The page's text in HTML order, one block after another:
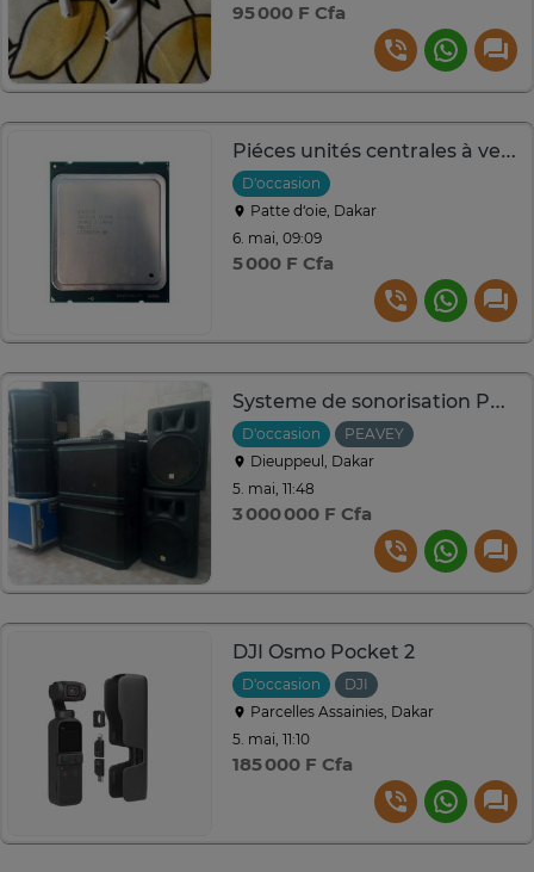
95 000 F Cfa
Piéces unités centrales à vendre
D'occasion
Patte d‘oie, Dakar
6. mai, 09:09
5 000 F Cfa
Systeme de sonorisation PEAVEY et jeux de lumières
D'occasion
PEAVEY
Dieuppeul, Dakar
5. mai, 11:48
3 000 000 F Cfa
DJI Osmo Pocket 2
D'occasion
DJI
Parcelles Assainies, Dakar
5. mai, 11:10
185 000 F Cfa